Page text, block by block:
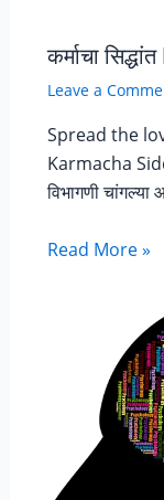
कर्माचा
Leave a
Spread the
Karmacha
विभागणी
Read More »